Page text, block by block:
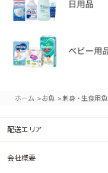
ホーム >お魚 >刺身・生食用
配送エリア
会社概要